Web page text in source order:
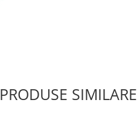
PRODUSE SIMILARE